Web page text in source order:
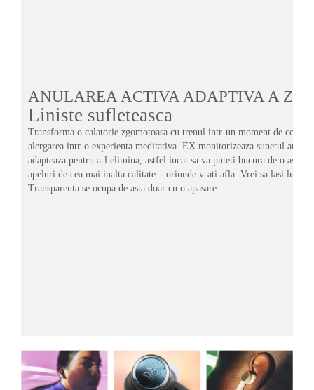
ANULAREA ACTIVA ADAPTIVA A
Liniste sufleteasca
Transforma o calatorie zgomotoasa cu trenul intr-un moment de
alergarea intr-o experienta meditativa. EX monitorizeaza sunetul
adapteaza pentru a-l elimina, astfel incat sa va puteti bucura de o
apeluri de cea mai inalta calitate – oriunde v-ati afla. Vrei sa lasi lumea
Transparenta se ocupa de asta doar cu o apasare.